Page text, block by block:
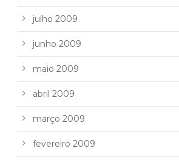
julho 2009
junho 2009
maio 2009
abril 2009
março 2009
fevereiro 2009